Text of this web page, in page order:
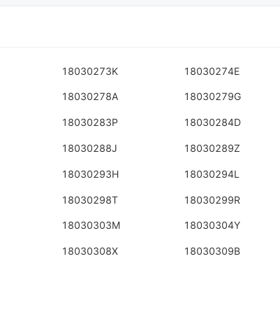
18030273K 18030274E
18030278A 18030279G
18030283P 18030284D
18030288J 18030289Z
18030293H 18030294L
18030298T 18030299R
18030303M 18030304Y
18030308X 18030309B